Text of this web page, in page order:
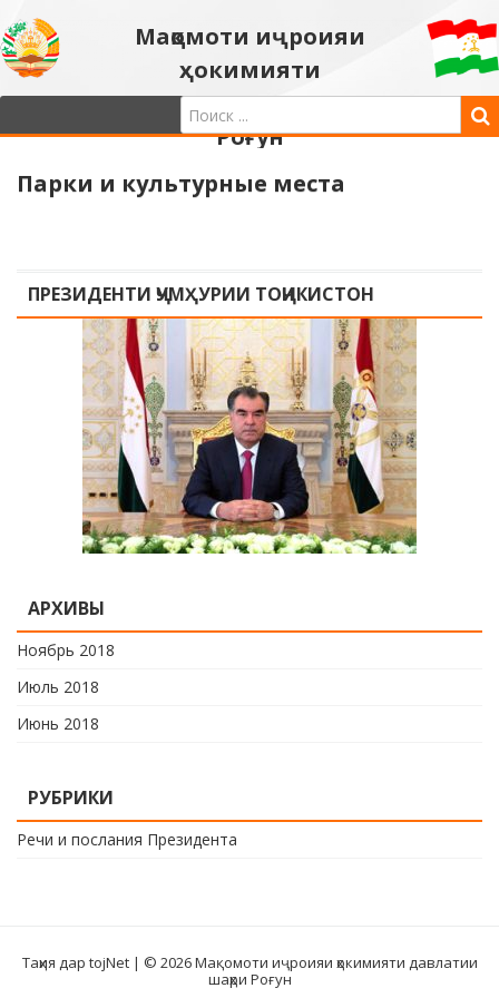
Мақомоти иҷроияи
ҳокимияти
давлатии шаҳри
Роғун
Парки и культурные места
ПРЕЗИДЕНТИ ҶУМҲУРИИ ТОҶИКИСТОН
АРХИВЫ
Ноябрь 2018
Июль 2018
Июнь 2018
РУБРИКИ
Речи и послания Президента
Таҳия дар tojNet | © 2026 Мақомоти иҷроияи ҳокимияти давлатии
шаҳри Роғун